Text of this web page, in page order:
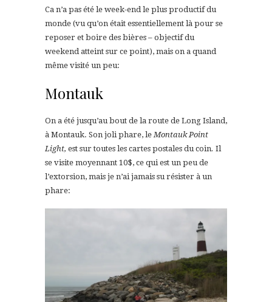
Ca n’a pas été le week-end le plus productif du
monde (vu qu’on était essentiellement là pour se
reposer et boire des bières – objectif du
weekend atteint sur ce point), mais on a quand
même visité un peu:
Montauk
On a été jusqu’au bout de la route de Long Island,
à Montauk. Son joli phare, le Montauk Point
Light, est sur toutes les cartes postales du coin. Il
se visite moyennant 10$, ce qui est un peu de
l’extorsion, mais je n’ai jamais su résister à un
phare: